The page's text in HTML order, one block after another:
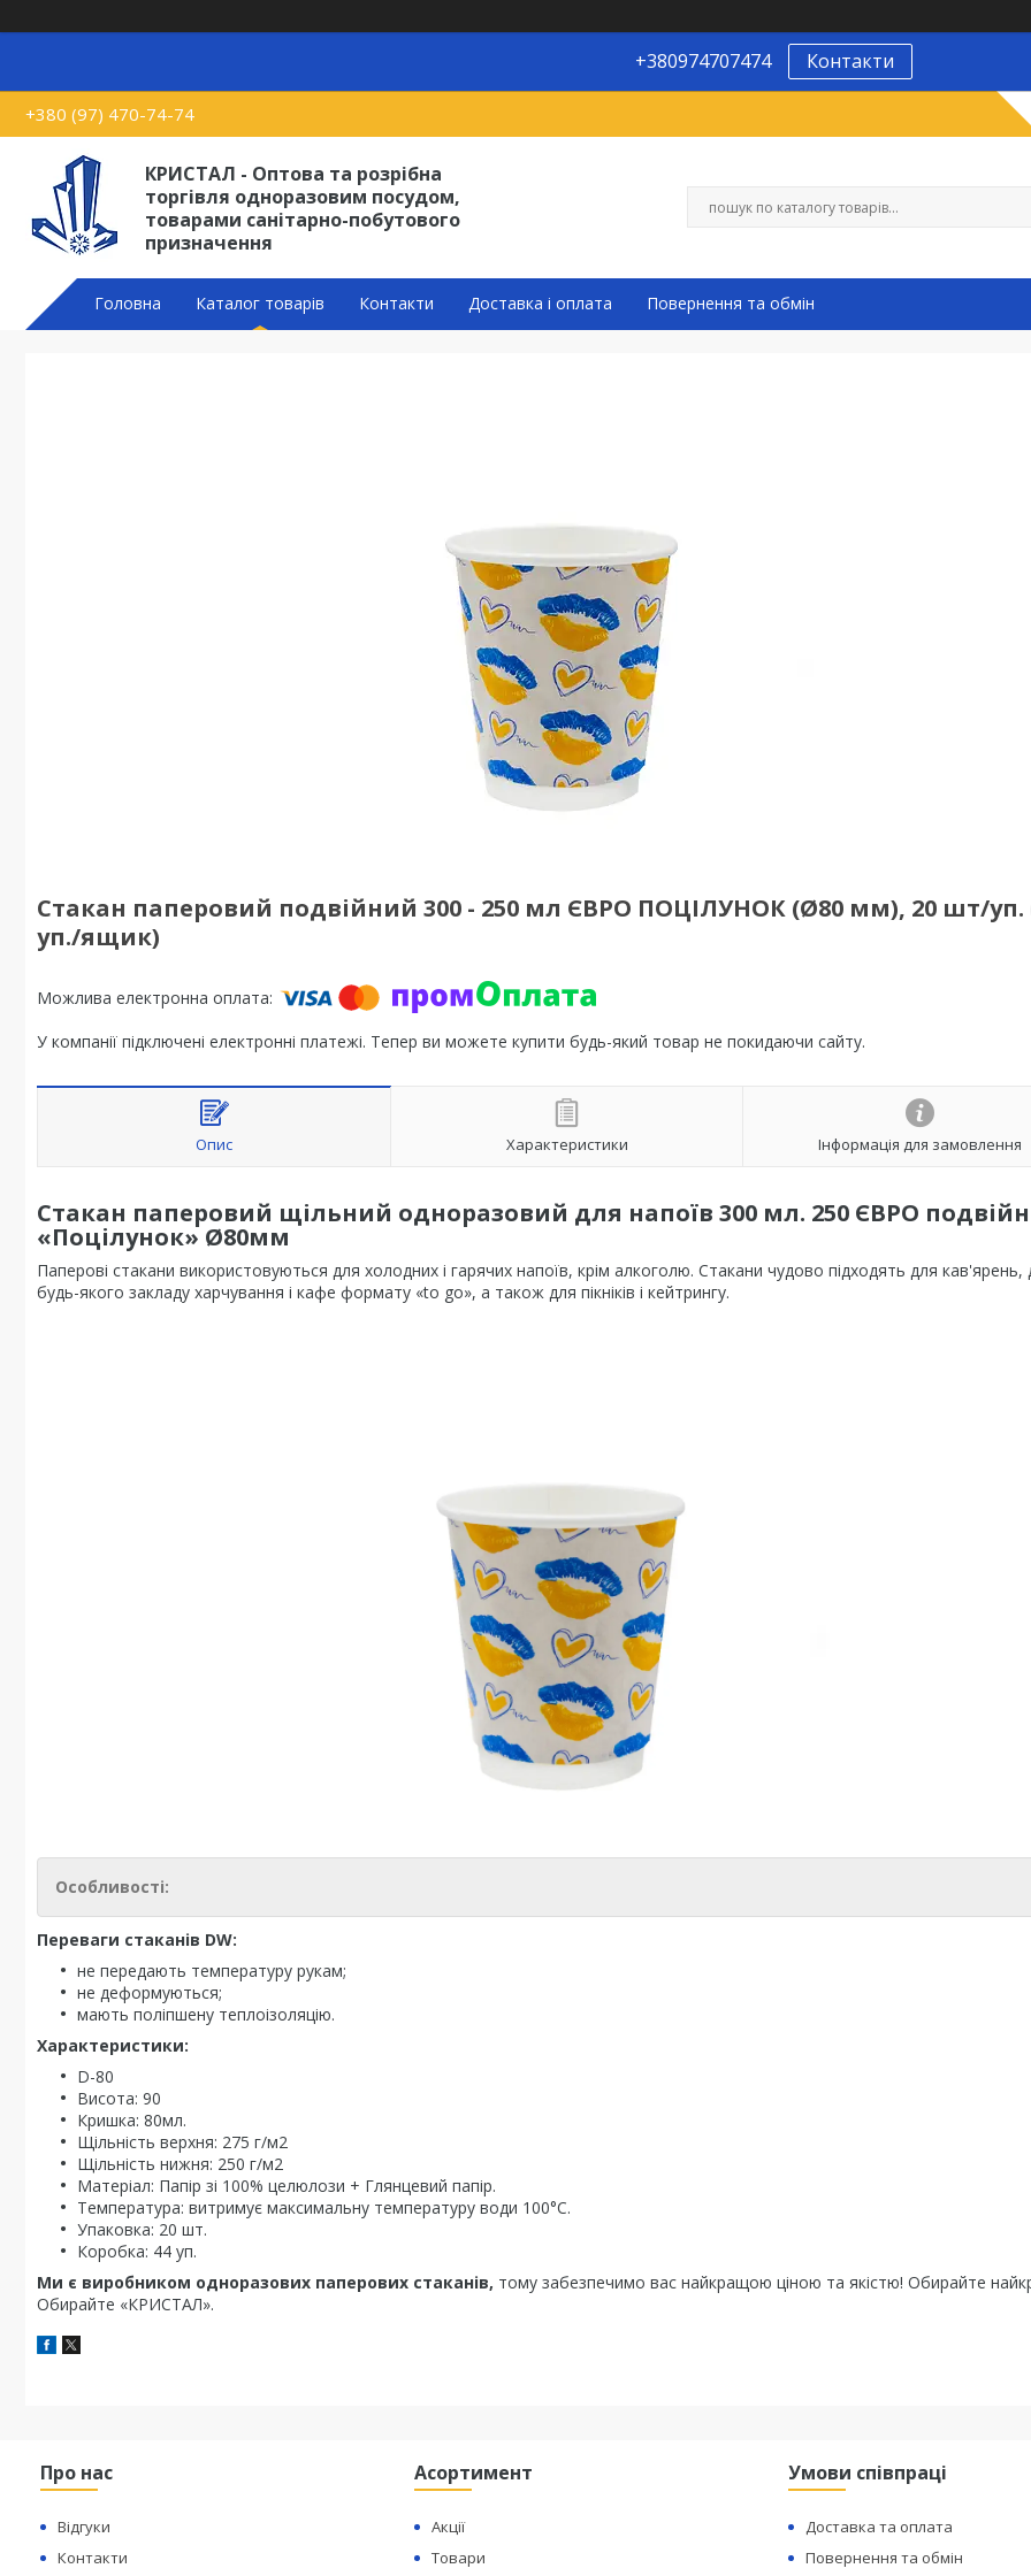
+380974707474 Контакти
+380 (97) 470-74-74
КРИСТАЛ - Оптова та розрібна
торгівля одноразовим посудом,
товарами санітарно-побутового
призначення
Головна Каталог товарів Контакти Доставка і оплата Повернення та обмін
Стакан паперовий подвійний 300 - 250 мл ЄВРО ПОЦІЛУНОК (Ø80 мм), 20 шт/уп.
уп./ящик)
У компанії підключені електронні платежі. Тепер ви можете купити будь-який товар не покидаючи сайту.
Опис Характеристики Інформація для замовлення
Стакан паперовий щільний одноразовий для напоїв 300 мл. 250 ЄВРО
«Поцілунок» Ø80мм
Паперові стакани використовуються для холодних і гарячих напоїв, крім алкоголю. Стакани чудово підходять для кав'ярень,
будь-якого закладу харчування і кафе формату «to go», а також для пікніків і кейтрингу.
Особливості:
Переваги стаканів DW:
не передають температуру рукам;
не деформуються;
мають поліпшену теплоізоляцію.
Характеристики:
D-80
Висота: 90
Кришка: 80мл.
Щільність верхня: 275 г/м2
Щільність нижня: 250 г/м2
Матеріал: Папір зі 100% целюлози + Глянцевий папір.
Температура: витримує максимальну температуру води 100°C.
Упаковка: 20 шт.
Коробка: 44 уп.
Ми є виробником одноразових паперових стаканів, тому забезпечимо вас найкращою ціною та якістю! Обирайте
Обирайте «КРИСТАЛ».
Про нас
Відгуки
Контакти
Асортимент
Акції
Товари
Умови співпраці
Доставка та оплата
Повернення та обмін